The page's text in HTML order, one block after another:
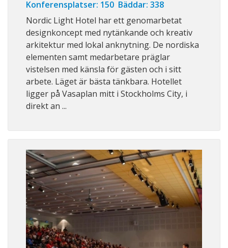
Konferensplatser: 150 Bäddar: 338
Nordic Light Hotel har ett genomarbetat
designkoncept med nytänkande och kreativ
arkitektur med lokal anknytning. De nordiska
elementen samt medarbetare präglar
vistelsen med känsla för gästen och i sitt
arbete. Läget är bästa tänkbara. Hotellet
ligger på Vasaplan mitt i Stockholms City, i
direkt an ...